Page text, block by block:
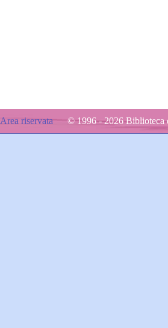
Area riservata© 1996 - 2026 Biblioteca